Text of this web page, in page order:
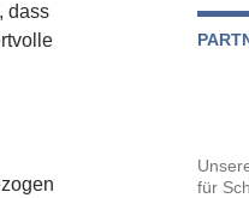
dass
für